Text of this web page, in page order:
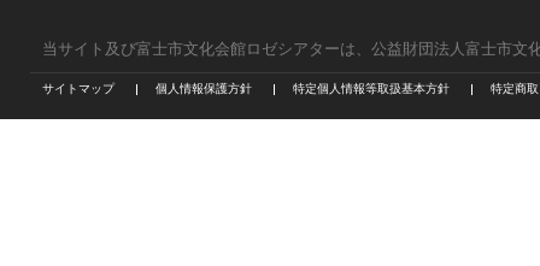
当サイト及び富士市文化会館ロゼシアターは、公益財団法人富士市文
サイトマップ 個人情報保護方針 特定個人情報等取扱基本方針 特定商